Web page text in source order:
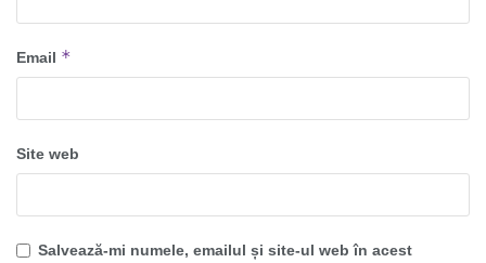
Email *
Site web
Salvează-mi numele, emailul și site-ul web în acest